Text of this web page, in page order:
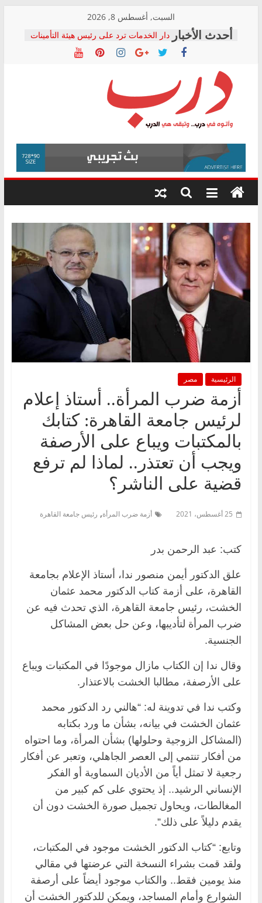
content
السبت, أغسطس 8, 2026
دار الخدمات ترد على رئيس هيئة التأمينات
بعد مؤتمره الصحفي: إنكار الأزمة لا ينهي
معاناة أصحاب المعاشات.. ونطالب بكشف
فرحات سليمان يكتب: القطاع الصحي إلى
أين؟
حزب التحالف الشعبي يطلق لجنة “الحق
في الصحة” بالإسكندرية لرصد الانتهاكات
ودعم المرضى
الوزاري لمدينة الصحفيين.. وانتهاء أعمال
إنشاء المبنى الإداري
المجلس القومي لحقوق الإنسان يعلن
متابعة قضية الدكتور محمد زهران.. ويؤكد:
قرينة البراءة وضمانات المحاكمة العادلة
درب
وأتوه
درب..
وتبقى
هي
الرئيسية مصر
أزمة ضرب المرأة.. أستاذ إعلام
لرئيس جامعة القاهرة: كتابك
بالمكتبات ويباع على الأرصفة
ويجب أن تعتذر.. لماذا لم ترفع
قضية على الناشر؟
25 أغسطس، 2021 أزمة ضرب المرأة, رئيس جامعة القاهرة
كتب: عبد الرحمن بدر
علق الدكتور أيمن منصور ندا، أستاذ الإعلام بجامعة
القاهرة، على أزمة كتاب الدكتور محمد عثمان
الخشت، رئيس جامعة القاهرة، الذي تحدث فيه عن
ضرب المرأة لتأديبها، وعن حل بعض المشاكل
الجنسية.
وقال ندا إن الكتاب مازال موجودًا في المكتبات ويباع
على الأرصفة، مطالبا الخشت بالاعتذار.
وكتب ندا في تدوينة له: “هالني رد الدكتور محمد
عثمان الخشت في بيانه، بشأن ما ورد بكتابه
(المشاكل الزوجية وحلولها) بشأن المرأة، وما احتواه
من أفكار تنتمي إلى العصر الجاهلي، وتعبر عن أفكار
رجعية لا تمثل أياً من الأديان السماوية أو الفكر
الإنساني الرشيد.. إذ يحتوي على كم كبير من
المغالطات، ويحاول تجميل صورة الخشت دون أن
يقدم دليلاً على ذلك”.
وتابع: “كتاب الدكتور الخشت موجود في المكتبات،
ولقد قمت بشراء النسخة التي عرضتها في مقالي
منذ يومين فقط.. والكتاب موجود أيضاً على أرصفة
الشوارع وأمام المساجد، ويمكن للدكتور الخشت أن